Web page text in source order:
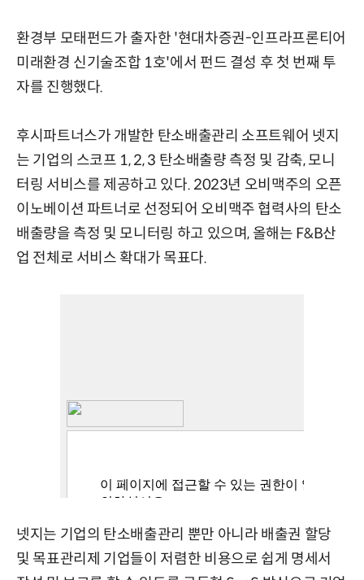
환경부 모태펀드가 출자한 '현대차증권-인프라프론티어
미래환경 신기술조합 1호'에서 펀드 결성 후 첫 번째 투
자를 진행했다.
후시파트너스가 개발한 탄소배출관리 소프트웨어 넷지
는 기업의 스코프 1, 2, 3 탄소배출량 측정 및 감축, 모니
터링 서비스를 제공하고 있다. 2023년 오비맥주의 오픈
이노베이션 파트너로 선정되어 오비맥주 협력사의 탄소
배출량을 측정 및 모니터링 하고 있으며, 올해는 F&B산
업 전체로 서비스 확대가 목표다.
넷지는 기업의 탄소배출관리 뿐만 아니라 배출권 할당
및 목표관리제 기업들이 저렴한 비용으로 쉽게 명세서